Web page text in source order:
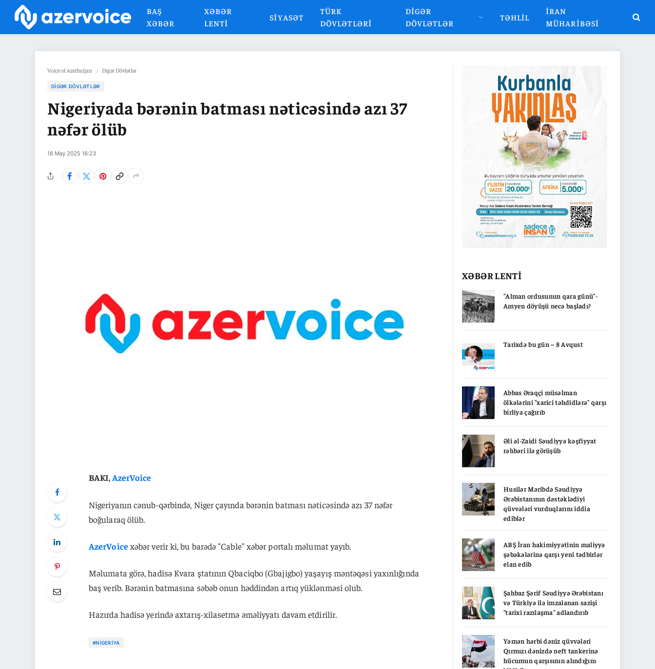
BAŞ
XƏBƏR
XƏBƏR
LENTI
SIYASƏT
TÜRK
DÖVLƏTLƏRI
DIGƏR
DÖVLƏTLƏR
TƏHLIL
İRAN
MÜHARIBƏSI
Voice of Azerbaijan / Digər Dövlətlər
DIGƏR DÖVLƏTLƏR
Nigeriyada bərənin batması nəticəsində azı 37
nəfər ölüb
18 May 2025 16:23
BAKI,AzerVoice
Nigeriyanın cənub-qərbində, Niger çayında bərənin batması nəticəsində azı 37 nəfər
boğularaq ölüb.
AzerVoicexəbər verir ki, bu barədə "Cable" xəbər portalı məlumat yayıb.
Məlumata görə, hadisə Kvara ştatının Qbaciqbo (Gbajigbo) yaşayış məntəqəsi yaxınlığında
baş verib. Bərənin batmasına səbəb onun həddindən artıq yüklənməsi olub.
Hazırda hadisə yerində axtarış-xilasetmə əməliyyatı davam etdirilir.
#NIGERIYA
XƏBƏR LENTİ
"Alman ordusunun qara günü"-
Amyen döyüşü necə başladı?
Tarixdə bu gün – 8 Avqust
Abbas Əraqçi müsəlman
ölkələrini "xarici təhdidlərə" qarşı
birliyə çağırıb
Əli əl-Zaidi Səudiyyə kəşfiyyat
rəhbəri ilə görüşüb
Husilər Məribdə Səudiyyə
Ərəbistanının dəstəklədiyi
qüvvələri vurduqlarını iddia
ediblər
ABŞ İran hakimiyyətinin maliyyə
şəbəkələrinə qarşı yeni tədbirlər
elan edib
Şahbaz Şərif Səudiyyə Ərəbistanı
və Türkiyə ilə imzalanan sazişi
"tarixi razılaşma" adlandırıb
Yəmən hərbi dəniz qüvvələri
Qırmızı dənizdə neft tankerinə
hücumun qarşısının alındığını